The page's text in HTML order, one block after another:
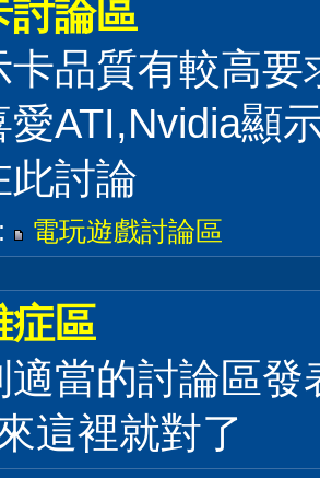
討論區
卡品質有較高要
愛ATI,Nvidia顯
此討論
: 電玩遊戲討論區
症區
適當的討論區發
這裡就對了